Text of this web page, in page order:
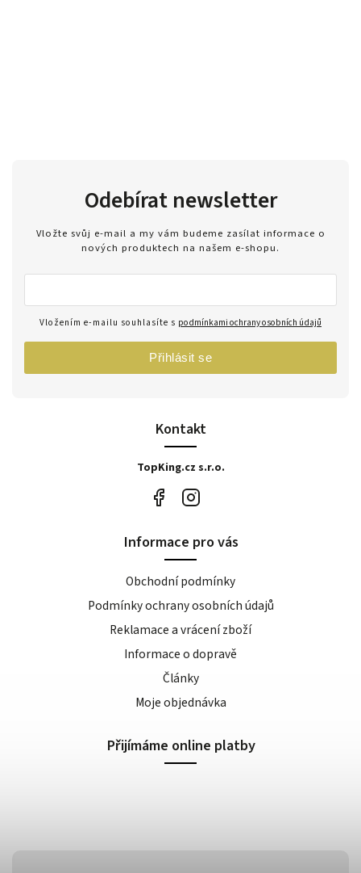
Kontakt
TopKing.cz s.r.o.
Odebírat newsletter
Vložte svůj e-mail a my vám budeme zasílat informace o
nových produktech na našem e-shopu.
Vložením e-mailu souhlasíte s podmínkami ochrany osobních údajů
Přihlásit se
Informace pro vás
Obchodní podmínky
Podmínky ochrany osobních údajů
Reklamace a vrácení zboží
Informace o dopravě
Články
Moje objednávka
Přijímáme online platby